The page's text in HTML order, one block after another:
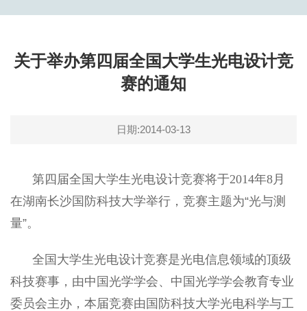
关于举办第四届全国大学生光电设计竞
赛的通知
日期:2014-03-13
第四届全国大学生光电设计竞赛将于2014年8 月
在湖南长沙国防科技大学举行，竞赛主题为“光与测
量”。
全国大学生光电设计竞赛是光电信息领域的顶级
科技赛事，由中国光学学会、中国光学学会教育专业
委员会主办，本届竞赛由国防科技大学光电科学与工